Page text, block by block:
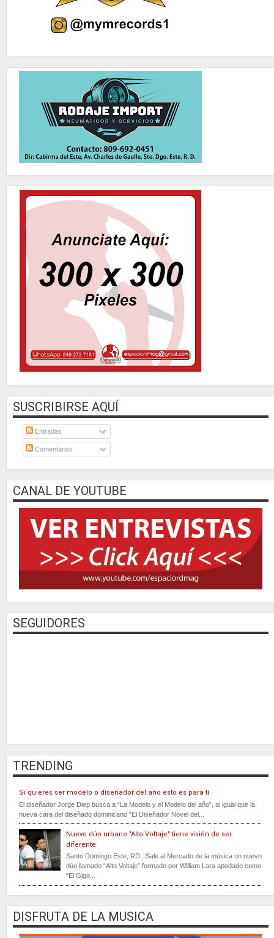
SUSCRIBIRSE AQUÍ
Entradas
Comentarios
CANAL DE YOUTUBE
SEGUIDORES
TRENDING
Si quieres ser modelo o diseñador del año esto es para tí
El diseñador Jorge Diep busca a “La Modelo y el Modelo del año”, al igual que la
nueva cara del diseñado dominicano “El Diseñador Novel del...
Nuevo dúo urbano "Alto Voltaje" tiene visión de ser
diferente
Santo Domingo Este, RD . Sale al Mercado de la música un nuevo
dúo llamado “Alto Voltaje” formado por William Lara apodado como
“El Gigo...
DISFRUTA DE LA MUSICA